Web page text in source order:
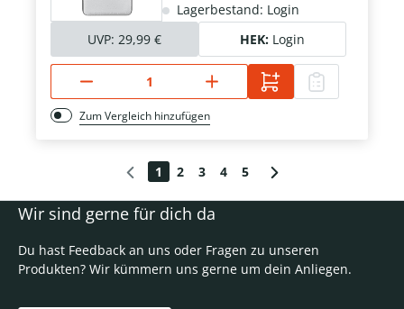
Lagerbestand: Login
UVP: 29,99 € HEK: Login
Zum Vergleich hinzufügen
1 2 3 4 5
Wir sind gerne für dich da
Du hast Feedback an uns oder Fragen zu unseren
Produkten? Wir kümmern uns gerne um dein Anliegen.